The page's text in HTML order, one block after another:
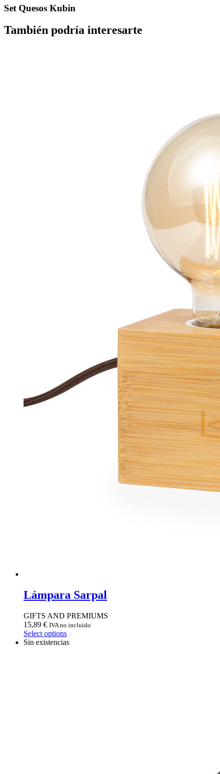
Set Quesos Kubin
También podría interesarte
Lámpara Sarpal
GIFTS AND PREMIUMS
15,89 € IVA no incluido
Select options
Sin existencias